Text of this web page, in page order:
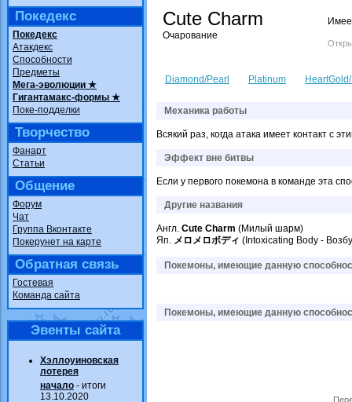
Покедекс
Покедекс
Атакдекс
Способности
Предметы
Мега-эволюции ★
Гигантамакс-формы ★
Поке-подделки
Творчество
Фанарт
Статьи
Общение
Форум
Чат
Группа Вконтакте
Покерунет на карте
Обратная связь
Гостевая
Команда сайта
Эвенты сайта
Хэллоуиновская
лотерея
начало - итоги
13.10.2020
Cute Charm
Очарование
Diamond/Pearl Platinum
Механика работы
Всякий раз, когда атака имеет контакт
Эффект вне битвы
Если у первого покемона в команде эта
Другие названия
Англ. Cute Charm (Милый шарм)
Яп. メロメロボディ (Intoxicating Body -
Покемоны, имеющие данную
Покемоны, имеющие данную